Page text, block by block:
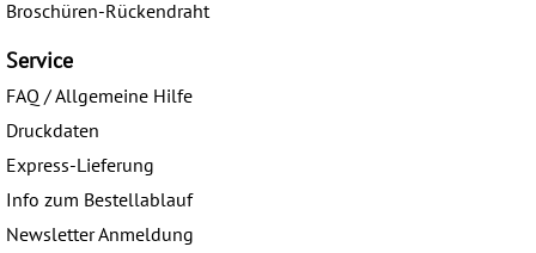
Broschüren-Rückendraht
Service
FAQ / Allgemeine Hilfe
Druckdaten
Express-Lieferung
Info zum Bestellablauf
Newsletter Anmeldung